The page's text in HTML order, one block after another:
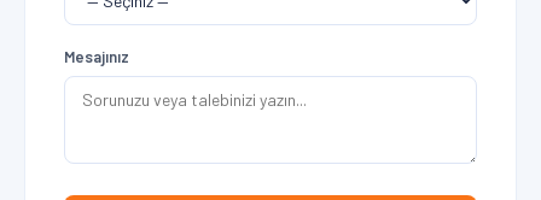
Mesajınız